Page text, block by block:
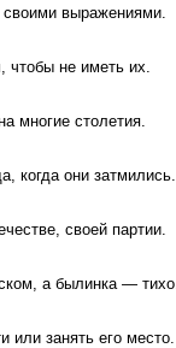
выражениями.
чтобы не иметь их.
многие столетия.
когда они затмились.
своей партии.
а былинка — тихо.
или занять его место.